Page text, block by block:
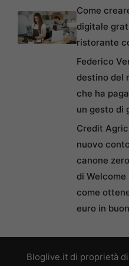
Come
digitale
ristorante
Federico
destino del
che ha
un gesto di
Credit
nuovo
canone
di Welcome
come
euro in
Bloglive.it di proprietà